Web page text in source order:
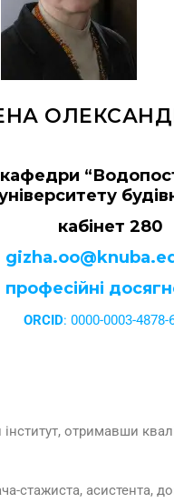
кабінет 280
професійні
ORCID: 0000-0003-4878-
отримавши
стажиста, асистента,